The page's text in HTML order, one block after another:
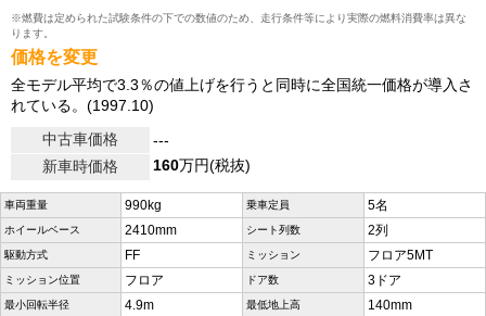
※燃費は定められた試験条件の下での数値のため、走行条件等により実際の燃料消費率は異な
ります。
価格を変更
全モデル平均で3.3％の値上げを行うと同時に全国統一価格が導入さ
れている。(1997.10)
中古車価格
---
新車時価格
160万円(税抜)
車両重量 990kg 乗車定員 5名
ホイールベース 2410mm シート列数 2列
駆動方式 FF ミッション フロア5MT
ミッション位置 フロア ドア数 3ドア
最小回転半径 4.9m 最低地上高 140mm